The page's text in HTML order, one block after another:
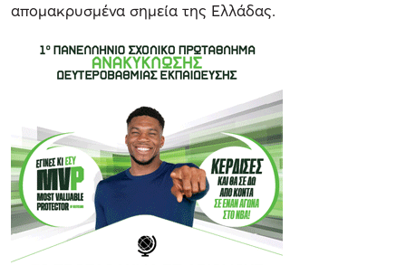
απομακρυσμένα σημεία της Ελλάδας.